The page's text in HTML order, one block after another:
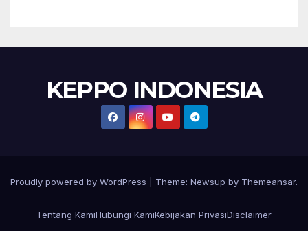
KEPPO INDONESIA
Proudly powered by WordPress Theme: Newsup by Themeansar.
Tentang KamiHubungi KamiKebijakan PrivasiDisclaimer